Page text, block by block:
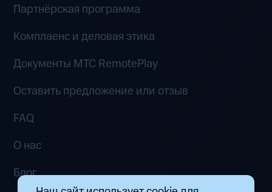
Партнёрская программа
Комплаенс и деловая этика
Документы MTC RemotePlay
Оставить предложение или отзыв
FAQ
О нас
Блог